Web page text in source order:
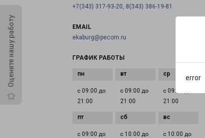
error
Оцените нашу работу
+7(343) 317-93-20, 8(343) 386-19-81
EMAIL
ekaburg@pecom.ru
ГРАФИК РАБОТЫ
с 09:00 до
21:00
с 09:00 до
21:00
с 09:00 до
21:00
с 09:00 до
с 10:00 до
с 10:00 до